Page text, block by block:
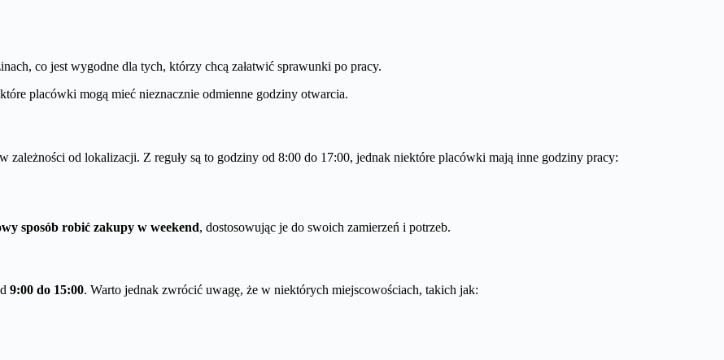
co jest wygodne dla tych, którzy chcą załatwić sprawunki po pracy.
placówki mogą mieć nieznacznie odmienne godziny otwarcia.
zależności od lokalizacji. Z reguły są to godziny od 8:00 do 17:00, jednak niektóre placówki mają inne godziny pracy:
sposób robić zakupy w weekend, dostosowując je do swoich zamierzeń i potrzeb.
9:00 do 15:00. Warto jednak zwrócić uwagę, że w niektórych miejscowościach, takich jak: